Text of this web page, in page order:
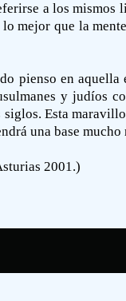
a los mismos
mejor que la
pienso en
y judíos
Esta
una base
2001.)